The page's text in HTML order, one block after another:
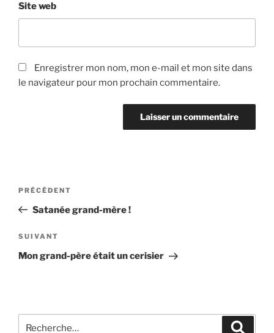
Site web
Enregistrer mon nom, mon e-mail et mon site dans
le navigateur pour mon prochain commentaire.
Navigation
l’article
Article
précédent
PRÉCÉDENT
Satanée grand-mère !
Article
suivant
SUIVANT
Mon grand-père était un cerisier